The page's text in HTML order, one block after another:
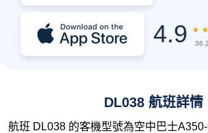
4.9 ★ ★
DL038 航班詳情
航班 DL038 的客機型號為空中巴士